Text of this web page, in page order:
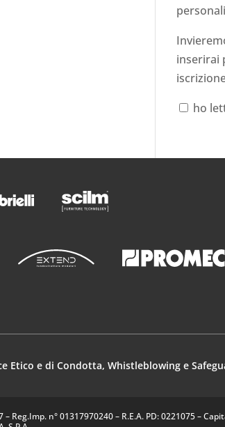
personali
inserirai
ho
Etico e di Condotta, Whistleblowing e
Reg.Imp. n° 01317970240 – R.E.A. PD: 0221075 –